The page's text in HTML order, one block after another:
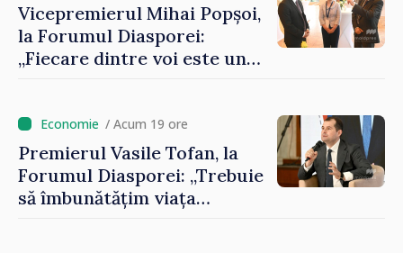
Vicepremierul Mihai Popșoi,
la Forumul Diasporei:
„Fiecare dintre voi este un
imaginii Republicii Moldova”
/ Acum 19 ore
Premierul Vasile Tofan, la
Forumul Diasporei: „Trebuie
să îmbunătățim viața